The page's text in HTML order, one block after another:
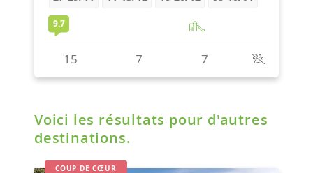
Voici les résultats pour d'autres
destinations.